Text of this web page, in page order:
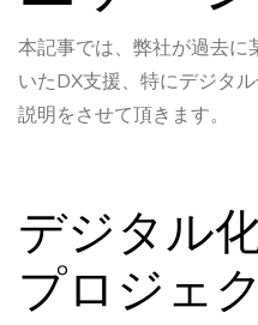
本記事では、弊社が過去
いたDX支援、特にデジタ
説明をさせて頂きます。
デジタル
プロジェ